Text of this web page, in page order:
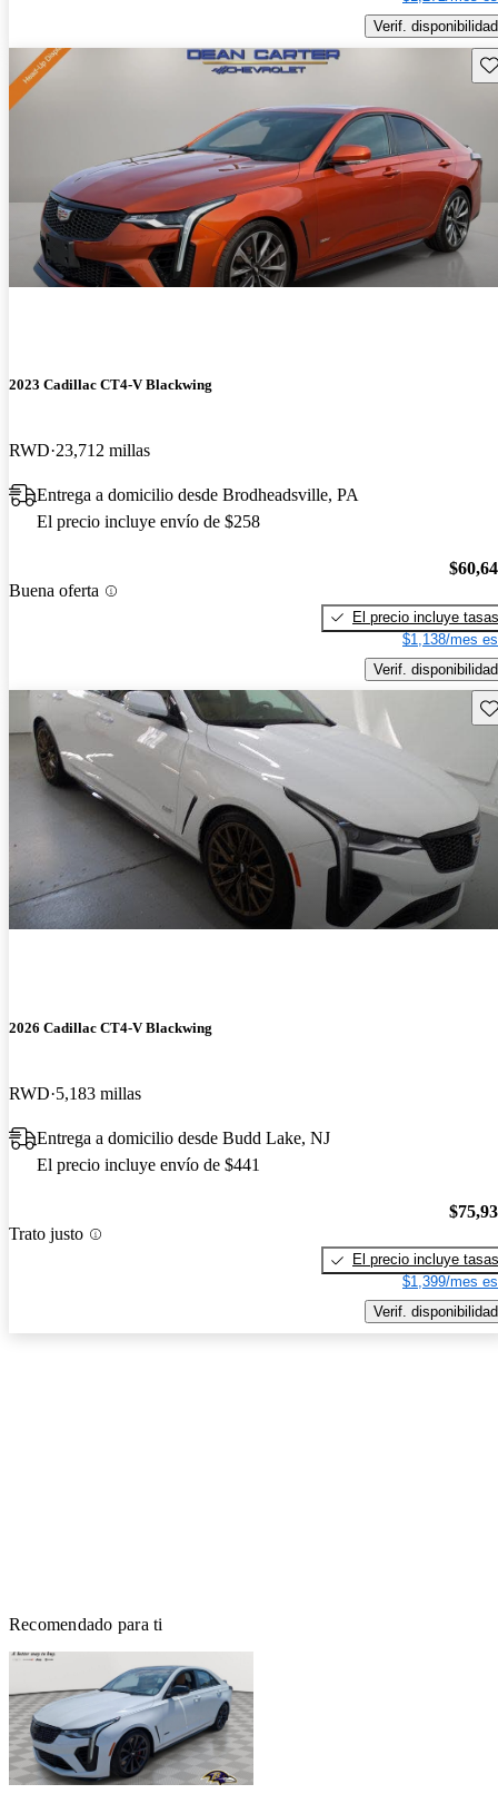
Verif. disponibilidad
2023 Cadillac CT4-V Blackwing
RWD 23,712 millas
Entrega a domicilio desde Brodheadsville, PA
El precio incluye envío de $258
Buena oferta
El precio incluye tasas
$1,138/mes
Verif. disponibilidad
2026 Cadillac CT4-V Blackwing
RWD 5,183 millas
Entrega a domicilio desde Budd Lake, NJ
El precio incluye envío de $441
Trato justo
El precio incluye tasas
$1,399/mes
Verif. disponibilidad
Recomendado para ti